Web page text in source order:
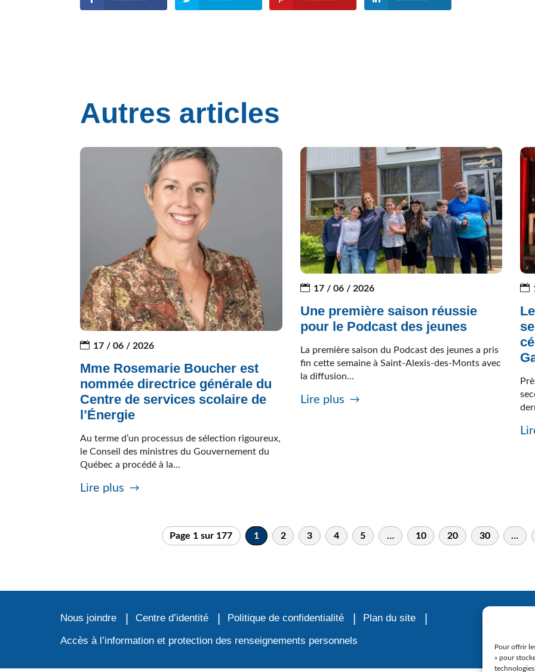
Pour offrir
» pour
Autres articles
17 / 06 / 2026
Mme Rosemarie Boucher est
nommée directrice générale du
Centre de services scolaire de
l’Énergie
Au terme d’un processus de sélection rigoureux,
le Conseil des ministres du Gouvernement du
Québec a procédé à la...
Lire plus
17 / 06 / 2026
Une première saison réussie
pour le Podcast des jeunes
La première saison du Podcast des jeunes a pris
fin cette semaine à Saint-Alexis-des-Monts avec
la diffusion...
Lire plus
Page 1 sur 177 1 2 3 4 5 … 10 20 30 …
Nous joindre Centre d’identité Politique de confidentialité
Plan du site
Accès à l’information et protection des renseignements personnels